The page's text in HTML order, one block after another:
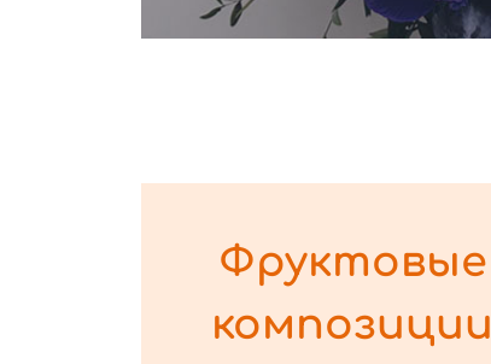
Фруктовые
композиции